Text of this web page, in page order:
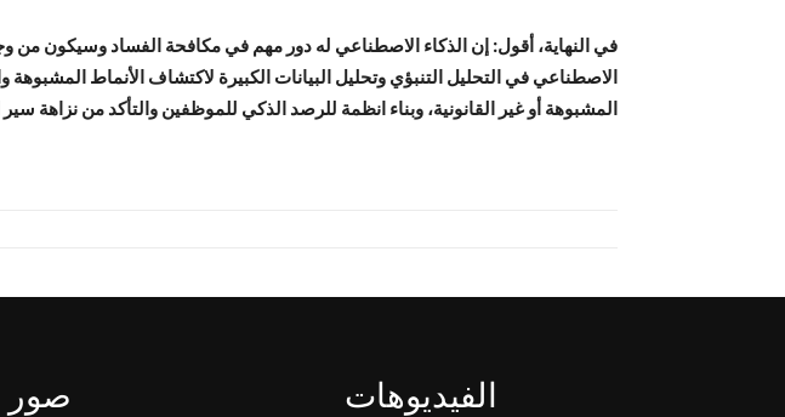
في النهاية، أقول: إن الذكاء الاصطناعي له دور مهم في مكافحة الفساد وسيكون
الاصطناعي في التحليل التنبؤي وتحليل البيانات الكبيرة لاكتشاف الأنماط
المشبوهة أو غير القانونية، وبناء انظمة للرصد الذكي للموظفين والتأكد من نزاهة
صور الفيديوهات